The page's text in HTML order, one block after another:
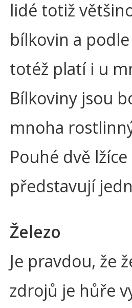
lidé totiž
bílkovin a
totéž platí i u
Bílkoviny jsou
mnoha
Pouhé dvě
představují
Železo
Je pravdou, že
zdrojů je hůře